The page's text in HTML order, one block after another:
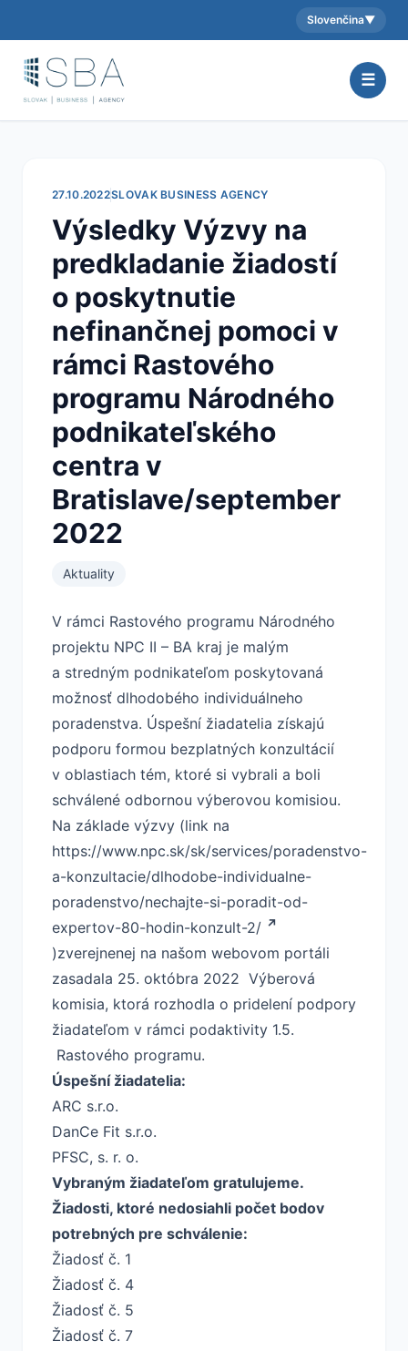
Aktuálny jazyk:
Slovenčina▼
☰
27.10.2022SLOVAK BUSINESS AGENCY
Výsledky Výzvy na
predkladanie žiadostí
o poskytnutie
nefinančnej pomoci v
rámci Rastového
programu Národného
podnikateľského
centra v
Bratislave/september
2022
Aktuality
V rámci Rastového programu Národného
projektu NPC II – BA kraj je malým
a stredným podnikateľom poskytovaná
možnosť dlhodobého individuálneho
poradenstva. Úspešní žiadatelia získajú
podporu formou bezplatných konzultácií
v oblastiach tém, ktoré si vybrali a boli
schválené odbornou výberovou komisiou.
Na základe výzvy (link na
https://www.npc.sk/sk/services/poradenstvo-
a-konzultacie/dlhodobe-individualne-
poradenstvo/nechajte-si-poradit-od-
expertov-80-hodin-konzult-2/
)zverejnenej na našom webovom portáli
zasadala 25. októbra 2022 Výberová
komisia, ktorá rozhodla o pridelení podpory
žiadateľom v rámci podaktivity 1.5.
Rastového programu.
Úspešní žiadatelia:
ARC s.r.o.
DanCe Fit s.r.o.
PFSC, s. r. o.
Vybraným žiadateľom gratulujeme.
Žiadosti, ktoré nedosiahli počet bodov
potrebných pre schválenie:
Žiadosť č. 1
Žiadosť č. 4
Žiadosť č. 5
Žiadosť č. 7